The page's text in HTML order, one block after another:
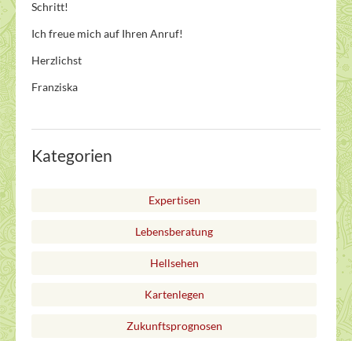
Schritt!
Ich freue mich auf Ihren Anruf!
Herzlichst
Franziska
Kategorien
Expertisen
Lebensberatung
Hellsehen
Kartenlegen
Zukunftsprognosen